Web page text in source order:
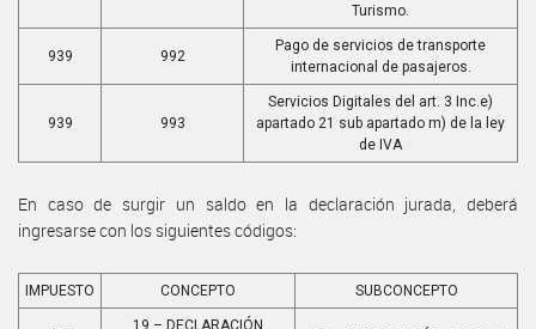
Turismo.
939 992
Pago de servicios de transporte
internacional de pasajeros.
939 993
Servicios Digitales del art. 3 Inc.e)
apartado 21 sub apartado m) de la ley
de IVA
En caso de surgir un saldo en la declaración jurada, deberá
ingresarse con los siguientes códigos:
IMPUESTO CONCEPTO SUBCONCEPTO
19 – DECLARACIÓN